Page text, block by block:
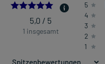
5.0
5,0 / 5
1 insgesamt
5
4
3
2
1